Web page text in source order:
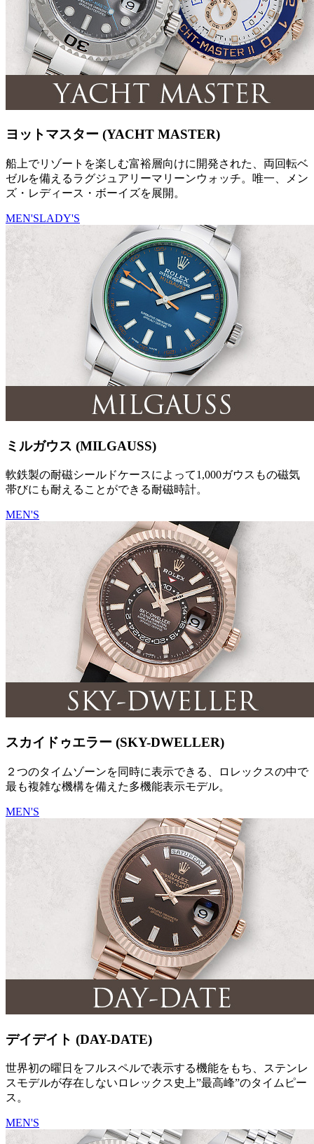
ヨットマスター (YACHT MASTER)
船上でリゾートを楽しむ富裕層向けに開発された、両回転ベ
ゼルを備えるラグジュアリーマリーンウォッチ。唯一、メン
ズ・レディース・ボーイズを展開。
MEN'SLADY'S
ミルガウス (MILGAUSS)
軟鉄製の耐磁シールドケースによって1,000ガウスもの磁気
帯びにも耐えることができる耐磁時計。
MEN'S
スカイドゥエラー (SKY-DWELLER)
２つのタイムゾーンを同時に表示できる、ロレックスの中で
最も複雑な機構を備えた多機能表示モデル。
MEN'S
デイデイト (DAY-DATE)
世界初の曜日をフルスペルで表示する機能をもち、ステンレ
スモデルが存在しないロレックス史上”最高峰”のタイムピー
ス。
MEN'S